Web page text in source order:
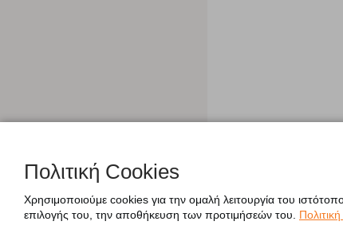
Πολιτική Cookies
Χρησιμοποιούμε cookies για την ομαλή λειτουργία του
επιλογής του, την αποθήκευση των προτιμήσεών του.